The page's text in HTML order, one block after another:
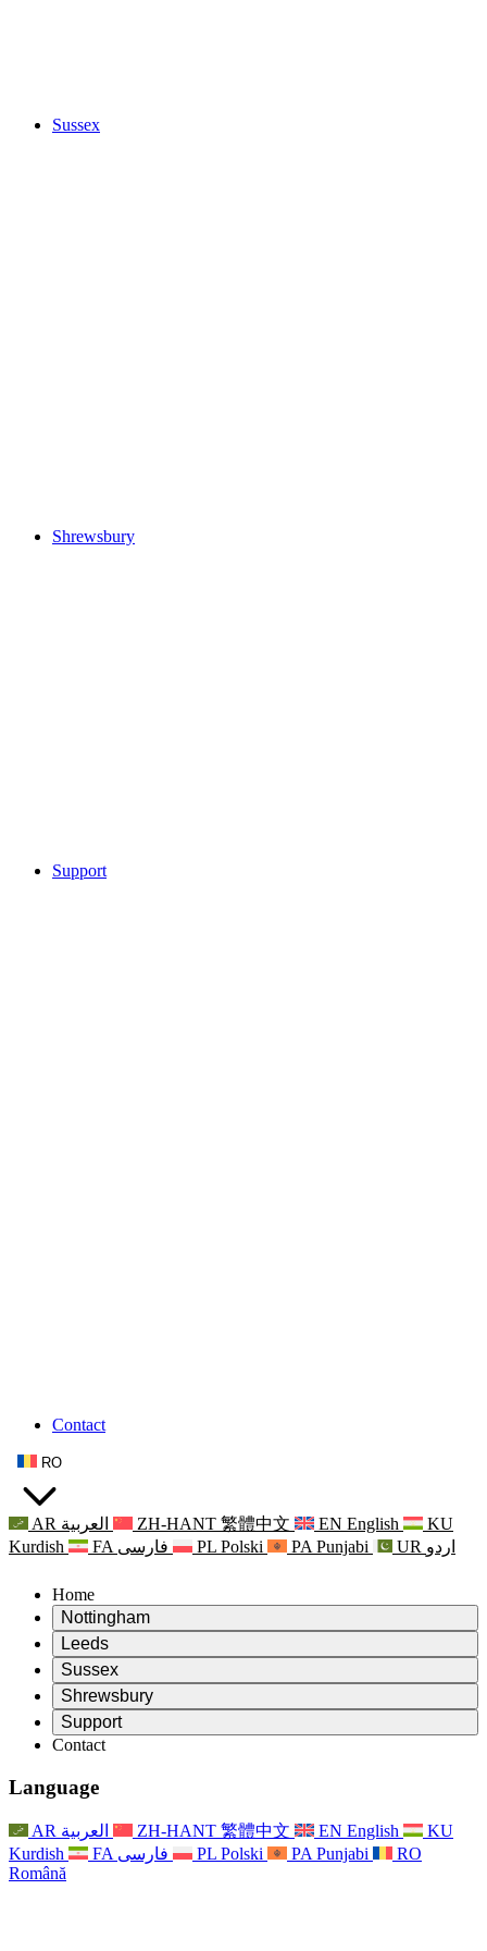
Sussex
Shrewsbury
Support
Contact
RO
AR العربية ZH-HANT 繁體中文 EN English
KU
Kurdish
FA فارسی PL Polski PA Punjabi UR اردو
Home
Nottingham
Review
Președintele revizuirii
Echipa independentă de evaluare
Termeni de referință
Raportul final al evaluării independente
Întrebări frecvente
Procesul de feedback al familiei
Buletine informative
Renunțare
Evenimente
Leeds
Review
Președintele revizuirii
Echipa independentă de evaluare
Termeni de referință
Contact
Sprijin psihologic pentru familii
Actualizări pentru familii
Evenimente
For Staff
Sprijin pentru personal
Vocile personalului
Sussex
Review
Președintele revizuirii
Echipa independentă de evaluare
Termeni de referință
For Families
Actualizări pentru familii
Evenimente
For Staff
Shrewsbury
Review
Termeni de referință pentru revizuirea maternității
Raportul final al evaluării independente
Primul raport al evaluării independente
For Families
Actualizări
Support
Leeds
Nottingham
Serviciul de asistență psihologică familială
Sprijin în caz de criză în domeniul sănătății mintale
Servicii regionale Nottingham
National
Sepsis Charities
Contact
Language
AR العربية ZH-HANT 繁體中文 EN English
KU
Kurdish
FA فارسی PL Polski PA Punjabi
RO
Română